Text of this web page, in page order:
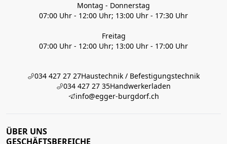
Montag - Donnerstag
07:00 Uhr - 12:00 Uhr; 13:00 Uhr - 17:30 Uhr
Freitag
07:00 Uhr - 12:00 Uhr; 13:00 Uhr - 17:00 Uhr
034 427 27 27Haustechnik / Befestigungstechnik
034 427 27 35Handwerkerladen
info@egger-burgdorf.ch
ÜBER UNS
GESCHÄFTSBEREICHE